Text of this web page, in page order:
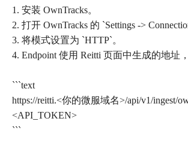
1. 安装 OwnTracks。
2. 打开 OwnTracks 的 `Settings ->
3. 将模式设置为 `HTTP`。
4. Endpoint 使用 Reitti 页面中生成的地址
```text
https://reitti.<你的微服域名>/api/v1/ingest/
<API_TOKEN>
```